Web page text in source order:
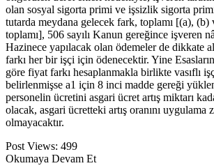
olan sosyal sigorta primi ve işsizlik sigorta
tutarda meydana gelecek fark, toplamı [(a), (b)
toplamı], 506 sayılı Kanun gereğince işveren
Hazinece yapılacak olan ödemeler de dikkate
farkı her bir işçi için ödenecektir. Yine
göre fiyat farkı hesaplanmakla birlikte vasıflı
belirlenmişse a1 için 8 inci madde gereği
personelin ücretini asgari ücret artış miktarı
olacak, asgari ücretteki artış oranını uygulama
olmayacaktır.
Post Views: 499
Okumaya Devam Et